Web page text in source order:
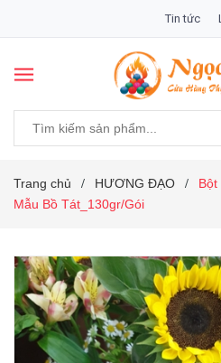
Tin tức
Trang chủ / HƯƠNG ĐẠO /
Mẫu Bồ Tát_130gr/Gói